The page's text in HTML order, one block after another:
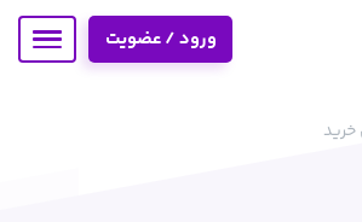
ورود / عضویت
خرید